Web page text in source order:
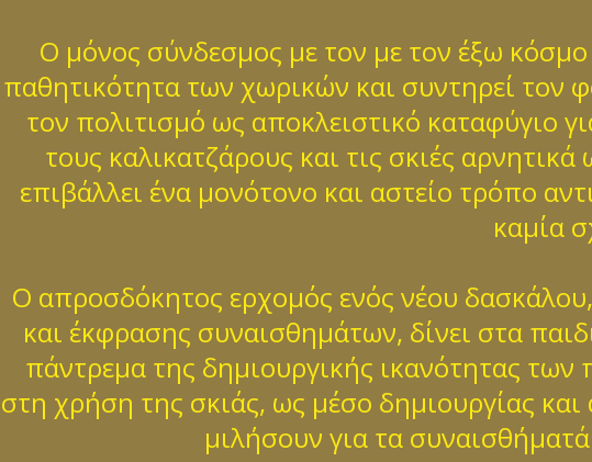
Ο μόνος σύνδεσμος με τον με τον έξω
παθητικότητα των χωρικών και συντηρεί τον
τον πολιτισμό ως αποκλειστικό καταφύγιο
τους καλικατζάρους και τις σκιές
επιβάλλει ένα μονότονο και αστείο τρόπο
καμία
Ο απροσδόκητος ερχομός ενός νέου
και έκφρασης συναισθημάτων, δίνει στα
πάντρεμα της δημιουργικής ικανότητας
στη χρήση της σκιάς, ως μέσο δημιουργίας
μιλήσουν για τα